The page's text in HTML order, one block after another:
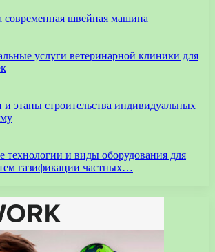
современная швейная машина
услуги ветеринарной клиники для
и этапы строительства индивидуальных
технологии и виды оборудования для
газификации частных…